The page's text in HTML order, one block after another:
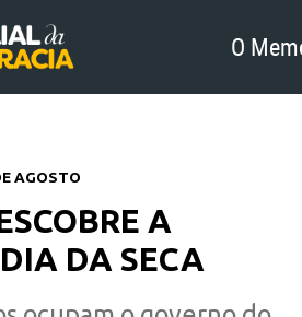
O
AGOSTO
A
DA SECA